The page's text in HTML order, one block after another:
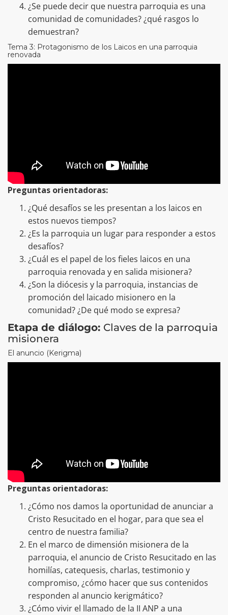
¿Se puede decir que nuestra parroquia es una
comunidad de comunidades? ¿qué rasgos lo
demuestran?
Tema 3: Protagonismo de los Laicos en una parroquia
renovada
Preguntas orientadoras:
¿Qué desafíos se les presentan a los laicos en
estos nuevos tiempos?
¿Es la parroquia un lugar para responder a estos
desafíos?
¿Cuál es el papel de los fieles laicos en una
parroquia renovada y en salida misionera?
¿Son la diócesis y la parroquia, instancias de
promoción del laicado misionero en la
comunidad? ¿De qué modo se expresa?
Etapa de diálogo: Claves de la parroquia
misionera
El anuncio (Kerigma)
Preguntas orientadoras:
¿Cómo nos damos la oportunidad de anunciar a
Cristo Resucitado en el hogar, para que sea el
centro de nuestra familia?
En el marco de dimensión misionera de la
parroquia, el anuncio de Cristo Resucitado en las
homilías, catequesis, charlas, testimonio y
compromiso, ¿cómo hacer que sus contenidos
responden al anuncio kerigmático?
¿Cómo vivir el llamado de la II ANP a una